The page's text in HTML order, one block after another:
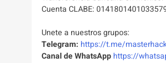
Cuenta CLABE:
Unete a nuestros grupos:
Telegram: https://t.me/
Canal de WhatsApp https://